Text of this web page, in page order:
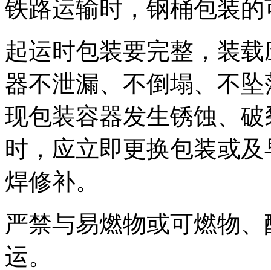
铁路运输时，钢桶包装
起运时包装要完整，装
器不泄漏、不倒塌、不
现包装容器发生锈蚀、
时，应立即更换包装或
焊修补。
严禁与易燃物或可燃物
运。